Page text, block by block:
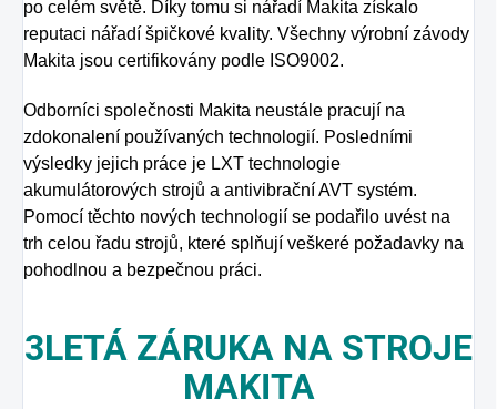
po celém světě. Díky tomu si nářadí Makita získalo
reputaci nářadí špičkové kvality. Všechny výrobní závody
Makita jsou certifikovány podle ISO9002.
Odborníci společnosti Makita neustále pracují na
zdokonalení používaných technologií. Posledními
výsledky jejich práce je LXT technologie
akumulátorových strojů a antivibrační AVT systém.
Pomocí těchto nových technologií se podařilo uvést na
trh celou řadu strojů, které splňují veškeré požadavky na
pohodlnou a bezpečnou práci.
3LETÁ ZÁRUKA NA STROJE
MAKITA